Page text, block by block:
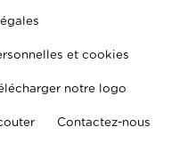
et cookies
notre logo
Contactez-nous